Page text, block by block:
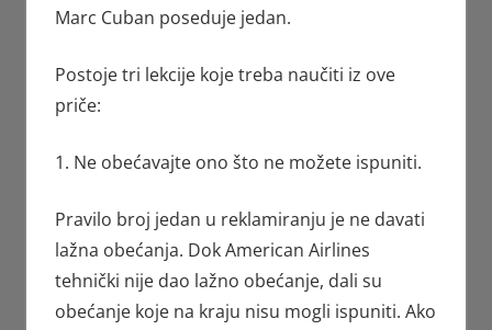
Marc Cuban poseduje jedan.
Postoje tri lekcije koje treba naučiti iz ove
priče:
1. Ne obećavajte ono što ne možete ispuniti.
Pravilo broj jedan u reklamiranju je ne davati
lažna obećanja. Dok American Airlines
tehnički nije dao lažno obećanje, dali su
obećanje koje na kraju nisu mogli ispuniti. Ako